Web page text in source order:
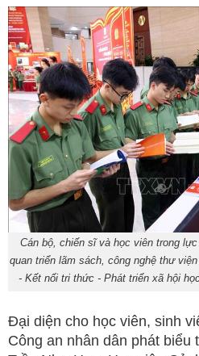
Cán bộ, chiến sĩ và học viên trong
quan triển lãm sách, công nghệ thư
- Kết nối tri thức - Phát triển xã hội
Đại diện cho học viên, sinh
Công an nhân dân phát biểu